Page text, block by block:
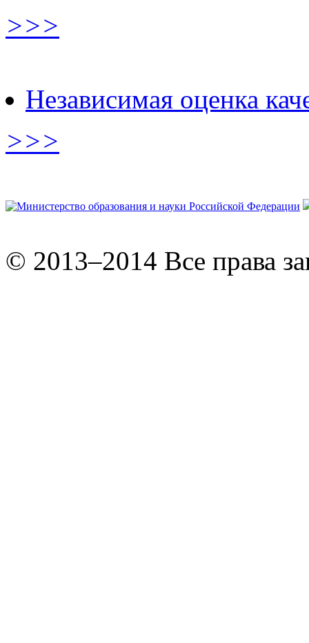
>>>
Независимая оценка
>>>
© 2013–2014 Все права